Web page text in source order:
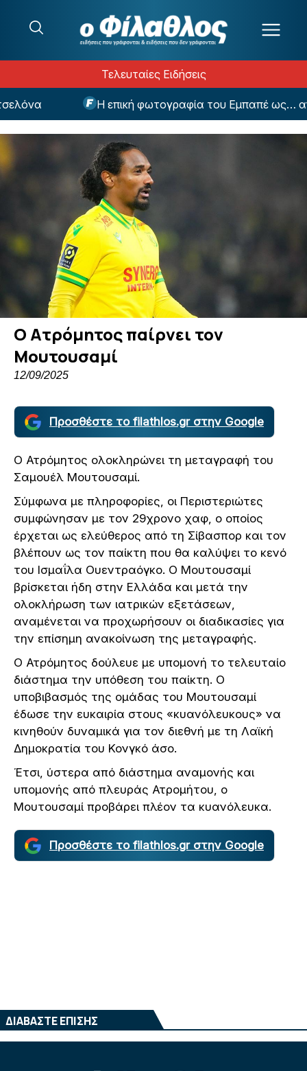
Τελευταίες Ειδήσεις
Η επική φωτογραφία του Εμπαπέ ως…
Ο Ατρόμητος παίρνει τον
Μουτουσαμί
12/09/2025
Προσθέστε το filathlos.gr στην Google
Ο Ατρόμητος ολοκληρώνει τη μεταγραφή του
Σαμουέλ Μουτουσαμί.
Σύμφωνα με πληροφορίες, οι Περιστεριώτες
συμφώνησαν με τον 29χρονο χαφ, ο οποίος
έρχεται ως ελεύθερος από τη Σίβασπορ και τον
βλέπουν ως τον παίκτη που θα καλύψει το κενό
του Ισμαΐλα Ουεντραόγκο. Ο Μουτουσαμί
βρίσκεται ήδη στην Ελλάδα και μετά την
ολοκλήρωση των ιατρικών εξετάσεων,
αναμένεται να προχωρήσουν οι διαδικασίες για
την επίσημη ανακοίνωση της μεταγραφής.
Ο Ατρόμητος δούλευε με υπομονή το τελευταίο
διάστημα την υπόθεση του παίκτη. Ο
υποβιβασμός της ομάδας του Μουτουσαμί
έδωσε την ευκαιρία στους «κυανόλευκους» να
κινηθούν δυναμικά για τον διεθνή με τη Λαϊκή
Δημοκρατία του Κονγκό άσο.
Έτσι, ύστερα από διάστημα αναμονής και
υπομονής από πλευράς Ατρομήτου, ο
Μουτουσαμί προβάρει πλέον τα κυανόλευκα.
Προσθέστε το filathlos.gr στην Google
ΔΙΑΒΑΣΤΕ ΕΠΙΣΗΣ